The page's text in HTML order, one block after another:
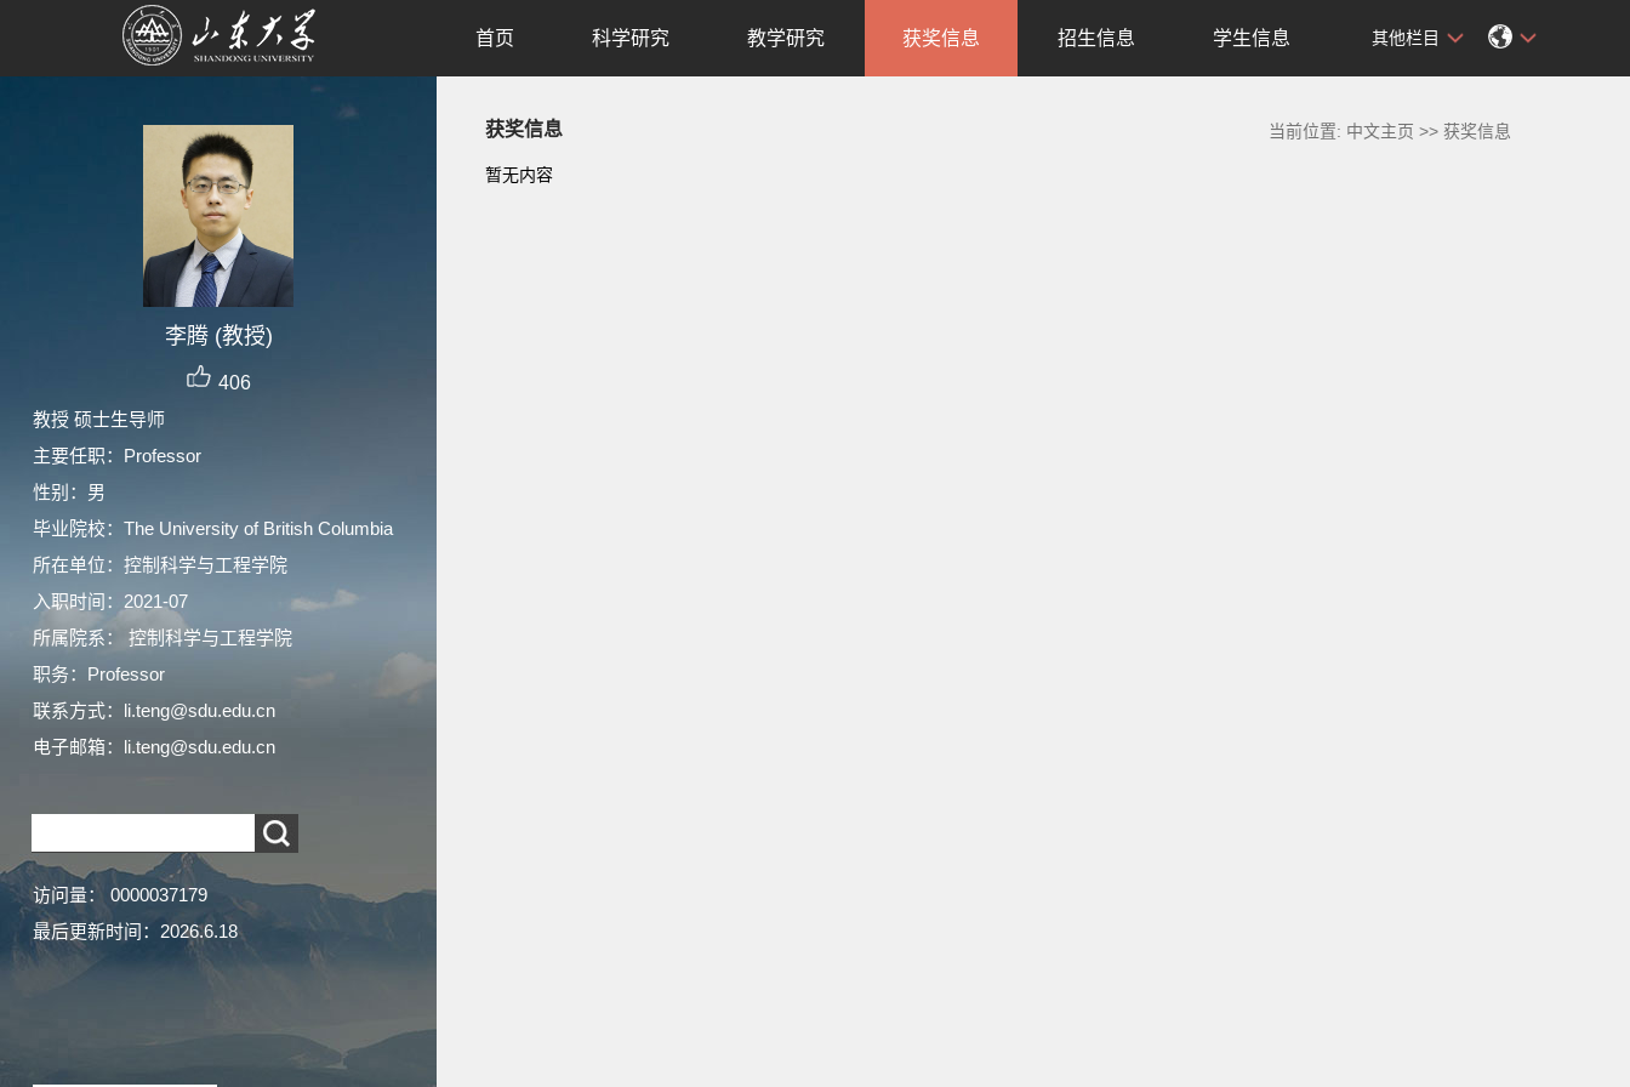
李腾 (教授)
406
教授 硕士生导师
主要任职：Professor
性别：男
毕业院校：The University of British Columbia
所在单位：控制科学与工程学院
入职时间：2021-07
所属院系： 控制科学与工程学院
职务：Professor
联系方式： li.teng@sdu.edu.cn
电子邮箱： li.teng@sdu.edu.cn
访问量： 0000037179
最后更新时间： 2026.6.18
首页 科学研究 教学研究 获奖信息 招生信息 学生信息 其他栏目
获奖信息 当前位置: 中文主页 >> 获奖信息
暂无内容